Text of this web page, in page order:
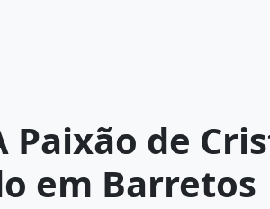
Paixão de
em Barretos